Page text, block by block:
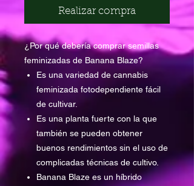
Realizar compra
¿Por qué debería comprar semillas
feminizadas de Banana Blaze?
Es una variedad de cannabis
feminizada fotodependiente fácil
de cultivar.
Es una planta fuerte con la que
también se pueden obtener
buenos rendimientos sin el uso de
complicadas técnicas de cultivo.
Banana Blaze es un híbrido